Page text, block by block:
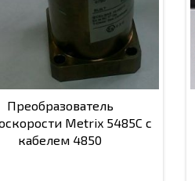
Преобразователь
Metrix 5485C с
кабелем 4850